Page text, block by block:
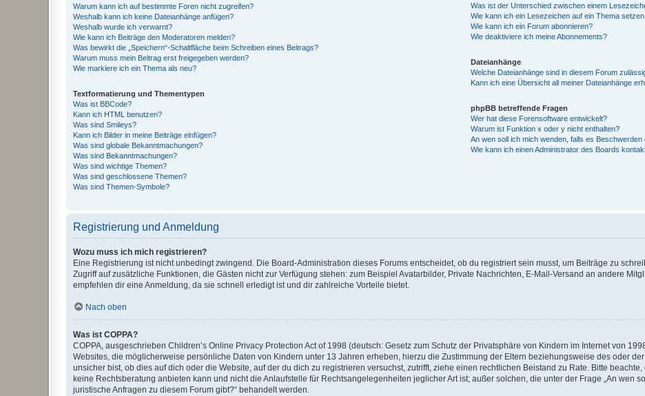
Warum kann ich auf bestimmte Foren nicht zugreifen?
Weshalb kann ich keine Dateianhänge anfügen?
Weshalb wurde ich verwarnt?
Wie kann ich Beiträge den Moderatoren melden?
Was bewirkt die „Speichern“-Schaltfläche beim Schreiben eines Beitrags?
Warum muss mein Beitrag erst freigegeben werden?
Wie markiere ich ein Thema als neu?
Textformatierung und Thementypen
Was ist BBCode?
Kann ich HTML benutzen?
Was sind Smileys?
Kann ich Bilder in meine Beiträge einfügen?
Was sind globale Bekanntmachungen?
Was sind Bekanntmachungen?
Was sind wichtige Themen?
Was sind geschlossene Themen?
Was sind Themen-Symbole?
Was ist der Unterschied zwischen einem
Wie kann ich ein Lesezeichen auf ein Thema
Wie kann ich ein Forum abonnieren?
Wie deaktiviere ich meine Abonnements?
Dateianhänge
Welche Dateianhänge sind in diesem Forum
Kann ich eine Übersicht all meiner Dateianhänge
phpBB betreffende Fragen
Wer hat diese Forensoftware entwickelt?
Warum ist Funktion x oder y nicht enthalten?
An wen soll ich mich wenden, falls es
Wie kann ich einen Administrator des Boards
Registrierung und Anmeldung
Wozu muss ich mich registrieren?
Eine Registrierung ist nicht unbedingt zwingend. Die Board-Administration dieses Forums entscheidet, ob du registriert sein musst, um Beiträge zu
Zugriff auf zusätzliche Funktionen, die Gästen nicht zur Verfügung stehen: zum Beispiel Avatarbilder, Private Nachrichten, E-Mail-Versand an andere
empfehlen dir eine Anmeldung, da sie schnell erledigt ist und dir zahlreiche Vorteile bietet.
Nach oben
Was ist COPPA?
COPPA, ausgeschrieben Children’s Online Privacy Protection Act of 1998 (deutsch: Gesetz zum Schutz der Privatsphäre von Kindern im Internet von
Websites, die möglicherweise persönliche Daten von Kindern unter 13 Jahren erheben, hierzu die Zustimmung der Eltern beziehungsweise des oder
unsicher bist, ob dies auf dich oder die Website, auf der du dich zu registrieren versuchst, zutrifft, ziehe einen rechtlichen Beistand zu Rate. Bitte
keine Rechtsberatung anbieten kann und nicht die Anlaufstelle für Rechtsangelegenheiten jeglicher Art ist; außer solchen, die unter der Frage „An wen
juristische Anfragen zu diesem Forum gibt?“ behandelt werden.